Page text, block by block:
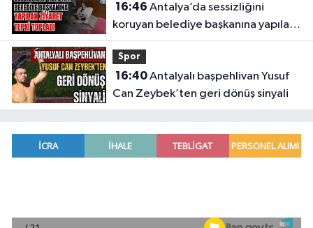
16:46
koruyan belediye başkanına yapılan
ziyaret tepki topladı
Spor
16:40Antalyalı başpehlivan Yusuf
Can Zeybek’ten geri dönüş sinyali